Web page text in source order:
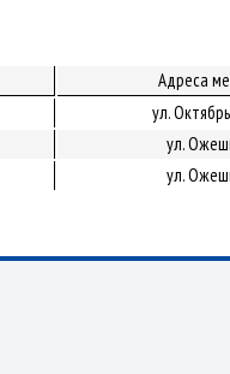
Адреса
ул.
ул.
ул.